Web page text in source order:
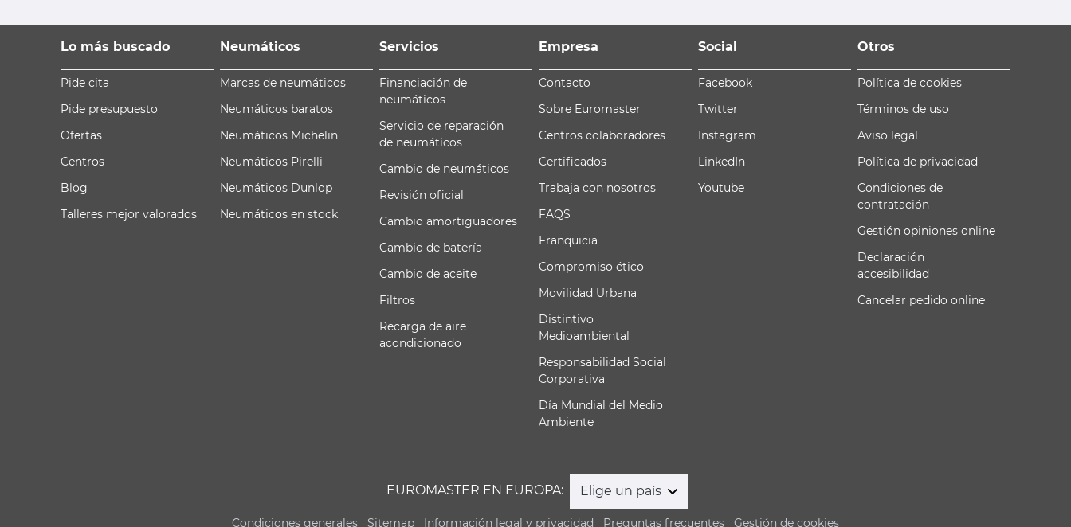
Lo más buscado
Pide cita
Pide presupuesto
Ofertas
Centros
Blog
Talleres mejor valorados
Neumáticos
Marcas de neumáticos
Neumáticos baratos
Neumáticos Michelin
Neumáticos Pirelli
Neumáticos Dunlop
Neumáticos en stock
Servicios
Financiación de
neumáticos
Servicio de reparación
de neumáticos
Cambio de neumáticos
Revisión oficial
Cambio amortiguadores
Cambio de batería
Cambio de aceite
Filtros
Recarga de aire
acondicionado
Empresa
Contacto
Sobre Euromaster
Centros colaboradores
Certificados
Trabaja con nosotros
FAQS
Franquicia
Compromiso ético
Movilidad Urbana
Distintivo
Medioambiental
Responsabilidad Social
Corporativa
Día Mundial del Medio
Ambiente
Social
Facebook
Twitter
Instagram
LinkedIn
Youtube
Otros
Política de cookies
Términos de uso
Aviso legal
Política de privacidad
Condiciones de
contratación
Gestión opiniones online
Declaración
accesibilidad
Cancelar pedido online
EUROMASTER EN EUROPA: Elige un país
Condiciones generales Sitemap Información legal y privacidad Preguntas frecuentes Gestión de cookies